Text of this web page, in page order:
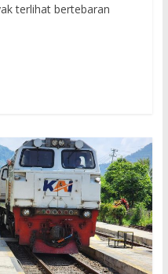
terlihat bertebaran